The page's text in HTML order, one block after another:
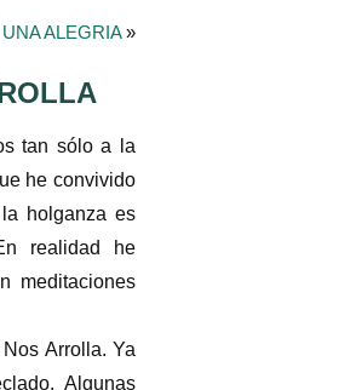
UNA ALEGRIA»
tan sólo a la
he convivido
holganza es
realidad he
meditaciones
Arrolla. Ya
Algunas